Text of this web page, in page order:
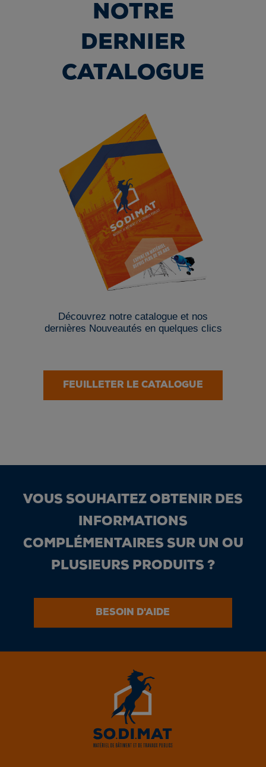
NOTRE
DERNIER
CATALOGUE
Découvrez notre catalogue et nos
dernières Nouveautés en quelques clics
FEUILLETER LE CATALOGUE
VOUS SOUHAITEZ OBTENIR DES
INFORMATIONS
COMPLÉMENTAIRES SUR UN OU
PLUSIEURS PRODUITS ?
BESOIN D'AIDE